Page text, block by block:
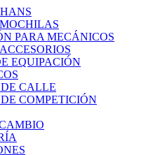
PARA MECÁNICOS
EQUIPACIÓN
CALLE
COMPETICIÓN